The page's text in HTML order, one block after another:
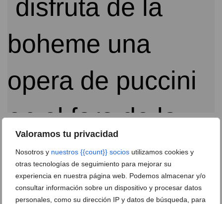
Valoramos tu privacidad
Nosotros y nuestros {{count}} socios utilizamos cookies y
otras tecnologías de seguimiento para mejorar su
experiencia en nuestra página web. Podemos almacenar y/o
consultar información sobre un dispositivo y procesar datos
personales, como su dirección IP y datos de búsqueda, para
ópera que te hará reír, soñar y llorar en una sola
noche
27 de febrero de 2026